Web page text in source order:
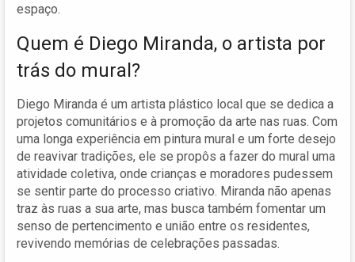
espaço.
Quem é Diego Miranda, o artista por
trás do mural?
Diego Miranda é um artista plástico local que se dedica a
projetos comunitários e à promoção da arte nas ruas. Com
uma longa experiência em pintura mural e um forte desejo
de reavivar tradições, ele se propôs a fazer do mural uma
atividade coletiva, onde crianças e moradores pudessem
se sentir parte do processo criativo. Miranda não apenas
traz às ruas a sua arte, mas busca também fomentar um
senso de pertencimento e união entre os residentes,
revivendo memórias de celebrações passadas.